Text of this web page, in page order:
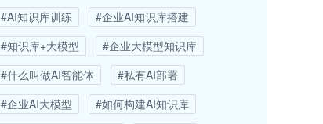
#AI知识库训练
#企业AI知识库搭建
#知识库+大模型
#企业大模型知识库
#什么叫做AI智能体
#私有AI部署
#企业AI大模型
#如何构建AI知识库